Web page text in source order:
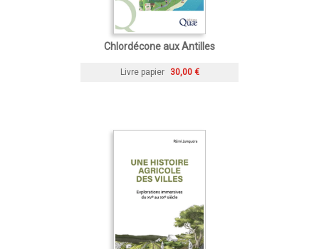
Chlordécone aux Antilles
Livre papier 30,00 €